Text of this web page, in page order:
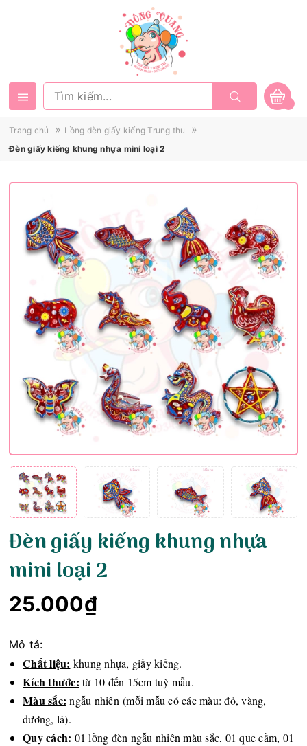
Trang chủ » Lồng đèn giấy kiếng Trung thu »
Đèn giấy kiếng khung nhựa mini loại 2
Đèn giấy kiếng khung nhựa
mini loại 2
25.000₫
Mô tả:
Chất liệu: khung nhựa, giấy kiếng.
Kích thước: từ 10 đến 15cm tuỳ mẫu.
Màu sắc: ngẫu nhiên (mỗi mẫu có các màu: đỏ, vàng,
dương, lá).
Quy cách: 01 lồng đèn ngẫu nhiên màu sắc, 01 que cầm, 01